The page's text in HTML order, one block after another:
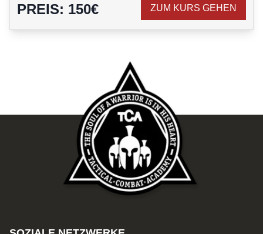
PREIS: 150€ ZUM KURS GEHEN